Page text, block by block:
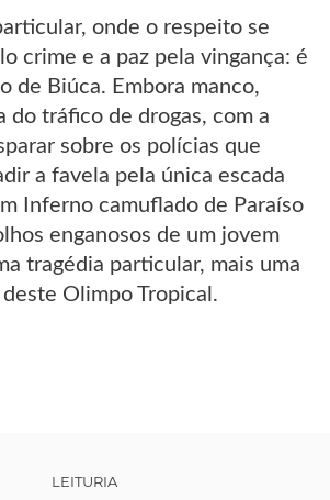
onde o respeito se
crime e a paz pela vingança: é
de Biúca. Embora manco,
do tráfico de drogas, com a
sobre os polícias que
a favela pela única escada
Inferno camuflado de Paraíso
enganosos de um jovem
tragédia particular, mais uma
Olimpo Tropical.
LEITURIA